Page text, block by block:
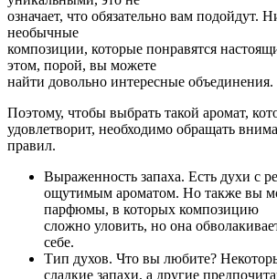
означает, что обязательно вам
необычные
композиции, которые понравятся
этом, порой, вы можете
найти довольно интересные объединения.
Поэтому, чтобы выбрать такой аромат,
удовлетворит, необходимо обращать
правил.
Выраженность запаха. Есть духи с
ощутимым ароматом. Но также вы
парфюмы, в которых композицию
сложно уловить, но она
себе.
Тип духов. Что вы любите?
сладкие запахи, а другие